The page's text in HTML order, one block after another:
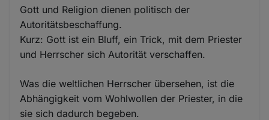
Gott und Religion dienen politisch der
Autoritätsbeschaffung.
Kurz: Gott ist ein Bluff, ein Trick, mit dem Priester
und Herrscher sich Autorität verschaffen.
Was die weltlichen Herrscher übersehen, ist die
Abhängigkeit vom Wohlwollen der Priester, in die
sie sich dadurch begeben.